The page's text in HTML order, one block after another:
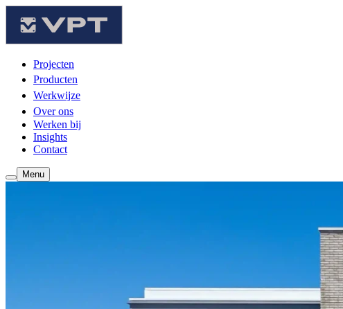
Projecten
Producten
Werkwijze
Over ons
Werken bij
Insights
Contact
Menu